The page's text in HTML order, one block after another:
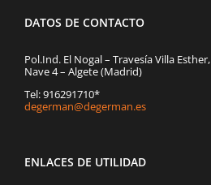
DATOS DE CONTACTO
Pol.Ind. El Nogal – Travesía Villa Esther,
Nave 4 – Algete (Madrid)
Tel: 916291710*
degerman@degerman.es
ENLACES DE UTILIDAD